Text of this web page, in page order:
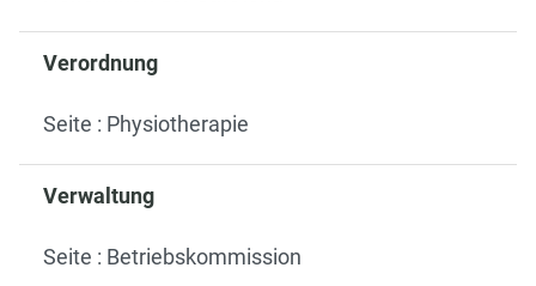
Verordnung
Seite : Physiotherapie
Verwaltung
Seite : Betriebskommission